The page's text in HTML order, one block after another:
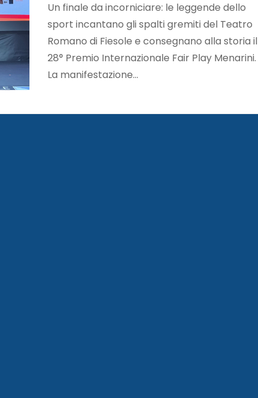
Un finale da incorniciare: le leggende dello
sport incantano gli spalti gremiti del Teatro
Romano di Fiesole e consegnano alla storia il
28° Premio Internazionale Fair Play Menarini.
La manifestazione…